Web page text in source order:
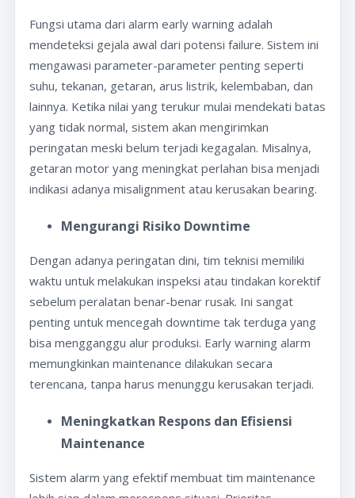
Fungsi utama dari alarm early warning adalah
mendeteksi gejala awal dari potensi failure. Sistem ini
mengawasi parameter-parameter penting seperti
suhu, tekanan, getaran, arus listrik, kelembaban, dan
lainnya. Ketika nilai yang terukur mulai mendekati batas
yang tidak normal, sistem akan mengirimkan
peringatan meski belum terjadi kegagalan. Misalnya,
getaran motor yang meningkat perlahan bisa menjadi
indikasi adanya misalignment atau kerusakan bearing.
Mengurangi Risiko Downtime
Dengan adanya peringatan dini, tim teknisi memiliki
waktu untuk melakukan inspeksi atau tindakan korektif
sebelum peralatan benar-benar rusak. Ini sangat
penting untuk mencegah downtime tak terduga yang
bisa mengganggu alur produksi. Early warning alarm
memungkinkan maintenance dilakukan secara
terencana, tanpa harus menunggu kerusakan terjadi.
Meningkatkan Respons dan Efisiensi
Maintenance
Sistem alarm yang efektif membuat tim maintenance